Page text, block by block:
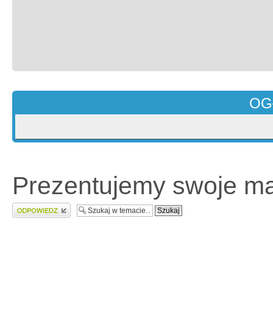
Prezentujemy swoje
Wyślij odpowiedź